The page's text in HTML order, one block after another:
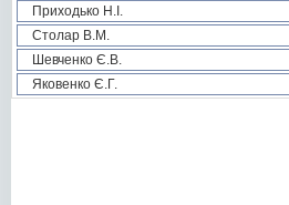
Приходько Н.І.
Столар В.М.
Шевченко Є.В.
Яковенко Є.Г.